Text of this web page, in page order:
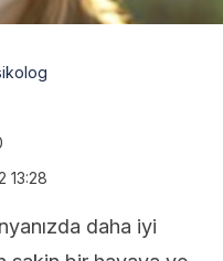
13:28
daha iyi